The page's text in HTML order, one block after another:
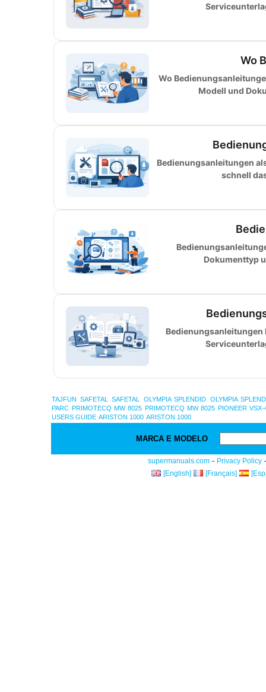
Wo
Wo
Modell und
Bedienungsanleitungen
schnell
Dokumenttyp
Bedienungsanleitungen
TAJFUN SAFETAL SAFETAL OLYMPIA SPLENDID OLYMPIA
PARC PRIMOTECQ MW 8025 PRIMOTECQ MW 8025 PIONEER
USERS GUIDE ARISTON 1000 ARISTON 1000
MARCA E MODELO
supermanuals.com- Privacy Policy
[English] [Français]